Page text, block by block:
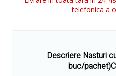
telefonica a
Descriere Nasturi
buc/